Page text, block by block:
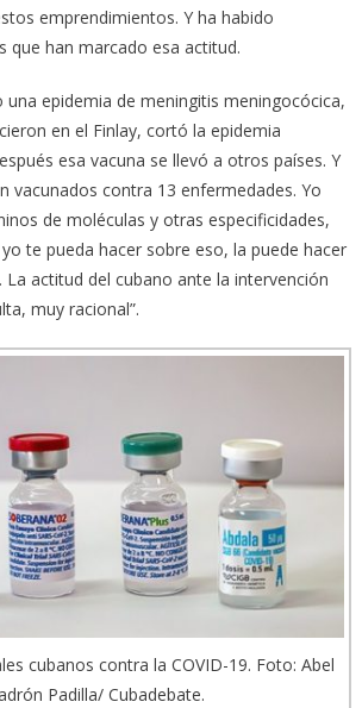
emprendimientos. Y ha habido
que han marcado esa actitud.
una epidemia de meningitis meningocócica,
en el Finlay, cortó la epidemia
esa vacuna se llevó a otros países. Y
vacunados contra 13 enfermedades. Yo
de moléculas y otras especificidades,
te pueda hacer sobre eso, la puede hacer
La actitud del cubano ante la intervención
muy racional”.
cubanos contra la COVID-19. Foto: Abel
Padilla/ Cubadebate.